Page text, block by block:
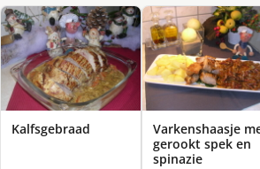
Kalfsgebraad
Varkenshaasje
gerookt spek en
spinazie